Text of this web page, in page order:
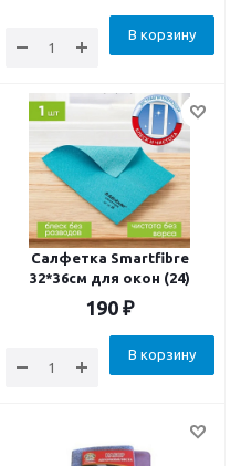
В корзину
Салфетка Smartfibre
32*36см для окон (24)
190 ₽
В корзину